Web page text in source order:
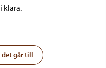
klara.
det går till